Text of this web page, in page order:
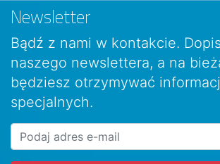
Newsletter
Bądź z nami w kontakcie.
naszego newslettera, a na
będziesz otrzymywać
specjalnych.